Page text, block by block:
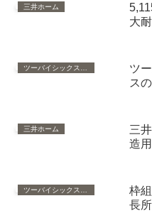
三井ホーム
大
ツ
ス
三井ホーム
三
造
枠
長